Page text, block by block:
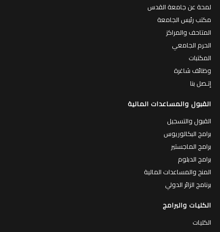
لمحة عن جامعة القدس
مكتب رئيس الجامعة
المتاحف والمراكز
الحرم الجامعي
المكتبات
وظائف شاغرة
إتـصل بنا
القبول والمساعدات المالية
القبول والتسجيل
برامج البكالوريوس
برامج الماجستير
برامج الدبلوم
المنح والمساعدات المالية
برنامج الزائر الدولي
الكليات والبرامج
الكليات